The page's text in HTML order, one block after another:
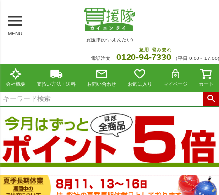
MENU
買援隊(かいえんたい)
電話注文 0120-94
急用
-7330
悩み去れ
（平日 9:00～17:00)
会社概要 支払い方法・送料 お問い合わせ お気に入り マイページ カート